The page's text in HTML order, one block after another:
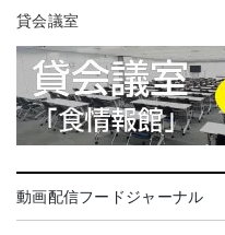
貸会議室
動画配信フードジャーナル